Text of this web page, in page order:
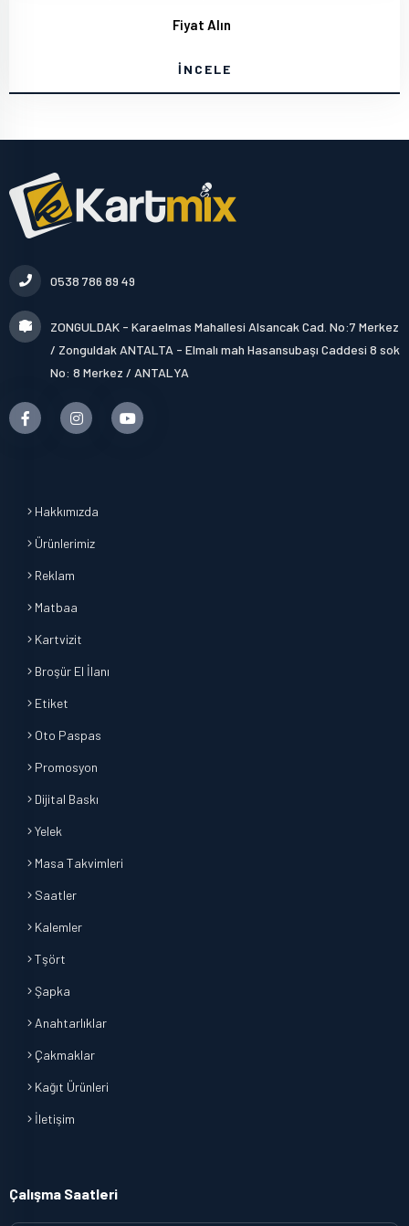
Fiyat Alın
İNCELE
0538 786 89 49
ZONGULDAK - Karaelmas Mahallesi Alsancak Cad. No:7 Merkez
/ Zonguldak ANTALTA - Elmalı mah Hasansubaşı Caddesi 8 sok
No: 8 Merkez / ANTALYA
Hakkımızda
Ürünlerimiz
Reklam
Matbaa
Kartvizit
Broşür El İlanı
Etiket
Oto Paspas
Promosyon
Dijital Baskı
Yelek
Masa Takvimleri
Saatler
Kalemler
Tşört
Şapka
Anahtarlıklar
Çakmaklar
Kağıt Ürünleri
İletişim
Çalışma Saatleri